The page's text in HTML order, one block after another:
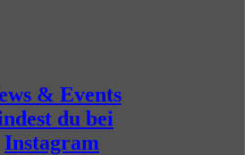
& Events
du bei
Instagram